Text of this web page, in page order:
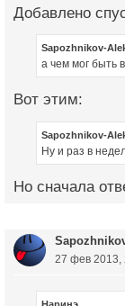
Добавлено
Sapozhnikov-
а чем мог быть
Вот этим:
Sapozhnikov-
Ну и раз в
Но сначала
27 фев 2013,